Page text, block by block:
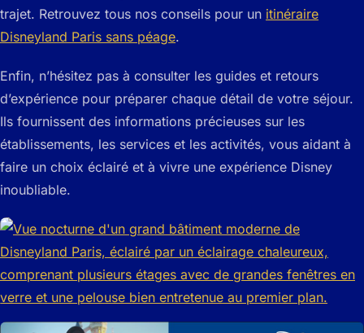
trajet. Retrouvez tous nos conseils pour un itinéraire
Disneyland Paris sans péage.
Enfin, n’hésitez pas à consulter les guides et retours
d’expérience pour préparer chaque détail de votre séjour.
Ils fournissent des informations précieuses sur les
établissements, les services et les activités, vous aidant à
faire un choix éclairé et à vivre une expérience Disney
inoubliable.